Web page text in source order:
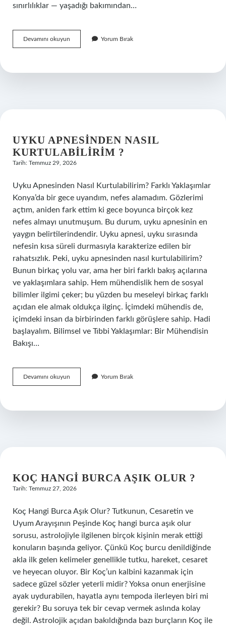
sınırlılıklar — yaşadığı bakımından…
Devamını okuyun
diploması
geçerli
Yorum Bırak
UYKU APNESINDEN NASIL
KURTULABILIRIM ?
Tarih: Temmuz 29, 2026
Uyku Apnesinden Nasıl Kurtulabilirim? Farklı Yaklaşımlar
Konya’da bir gece uyandım, nefes alamadım. Gözlerimi
açtım, aniden fark ettim ki gece boyunca birçok kez
nefes almayı unutmuşum. Bu durum, uyku apnesinin en
yaygın belirtilerindendir. Uyku apnesi, uyku sırasında
nefesin kısa süreli durmasıyla karakterize edilen bir
rahatsızlık. Peki, uyku apnesinden nasıl kurtulabilirim?
Bunun birkaç yolu var, ama her biri farklı bakış açılarına
ve yaklaşımlara sahip. Hem mühendislik hem de sosyal
bilimler ilgimi çeker; bu yüzden bu meseleyi birkaç farklı
açıdan ele almak oldukça ilginç. İçimdeki mühendis de,
içimdeki insan da birbirinden farklı görüşlere sahip. Hadi
başlayalım. Bilimsel ve Tıbbi Yaklaşımlar: Bir Mühendisin
Bakışı…
Devamını okuyun
apnesinden
?
Yorum Bırak
KOÇ HANGI BURCA AŞIK OLUR ?
Tarih: Temmuz 27, 2026
Koç Hangi Burca Aşık Olur? Tutkunun, Cesaretin ve
Uyum Arayışının Peşinde Koç hangi burca aşık olur
sorusu, astrolojiyle ilgilenen birçok kişinin merak ettiği
konuların başında geliyor. Çünkü Koç burcu denildiğinde
akla ilk gelen kelimeler genellikle tutku, hareket, cesaret
ve heyecan oluyor. Bir Koç’un kalbini kazanmak için
sadece güzel sözler yeterli midir? Yoksa onun enerjisine
ayak uydurabilen, hayatla aynı tempoda ilerleyen biri mi
gerekir? Bu soruya tek bir cevap vermek aslında kolay
değil. Astrolojik açıdan bakıldığında bazı burçların Koç ile